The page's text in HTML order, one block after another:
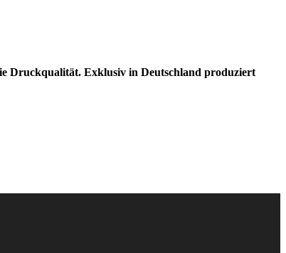
Druckqualität. Exklusiv in Deutschland produziert